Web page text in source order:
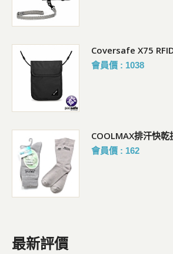
Coversafe X75
會員價 : 1038
COOLMAX排汗快乾
會員價 : 162
最新評價